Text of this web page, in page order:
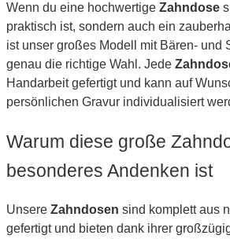
Wenn du eine hochwertige Zahndose
praktisch ist, sondern auch ein
ist unser großes Modell mit Bären- und
genau die richtige Wahl. Jede
Handarbeit gefertigt und kann auf
persönlichen Gravur individualisiert
Warum diese große
besonderes Andenken ist
Unsere Zahndosen sind komplett aus
gefertigt und bieten dank ihrer